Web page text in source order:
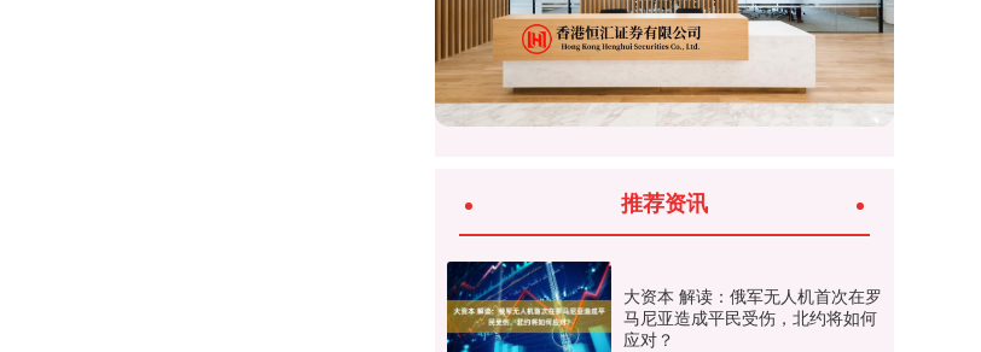
推荐资讯
大资本 解读：俄军无人机首次在罗
马尼亚造成平民受伤，北约将如何
应对？